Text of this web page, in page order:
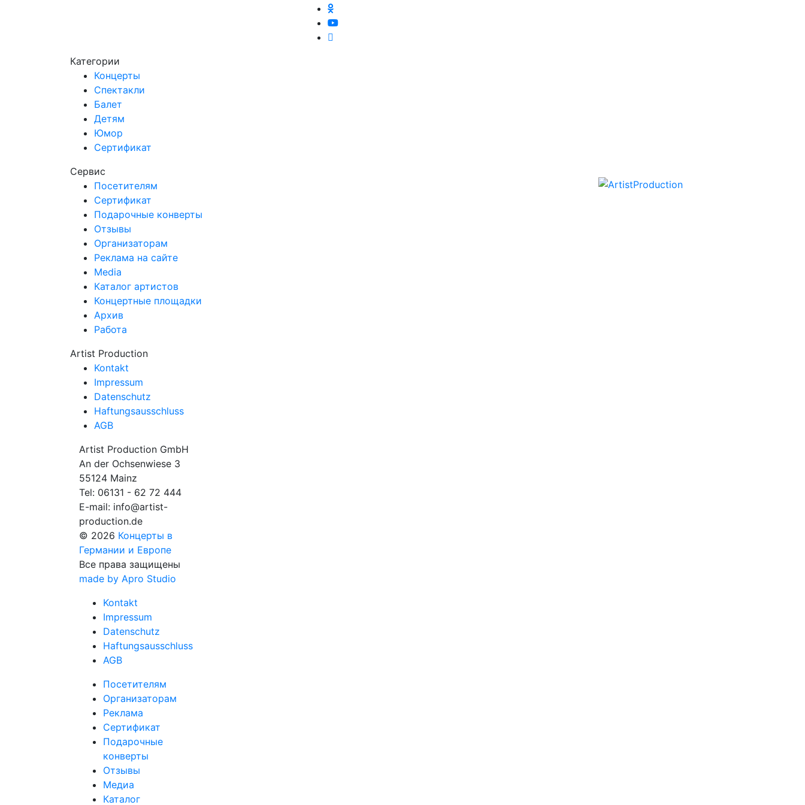
Категории
Концерты
Спектакли
Балет
Детям
Юмор
Сертификат
Сервис
Посетителям
Сертификат
Подарочные конверты
Отзывы
Организаторам
Реклама на сайте
Media
Каталог артистов
Концертные площадки
Архив
Работа
Artist Production
Kontakt
Impressum
Datenschutz
Haftungsausschluss
AGB
Artist Production GmbH
An der Ochsenwiese 3
55124 Mainz
Tel: 06131 - 62 72 444
E-mail: info@artist-
production.de
© 2026 Концерты в
Германии и Европе
Все права защищены
made by Apro Studio
Kontakt
Impressum
Datenschutz
Haftungsausschluss
AGB
Посетителям
Организаторам
Реклама
Сертификат
Подарочные
конверты
Отзывы
Медиа
Каталог